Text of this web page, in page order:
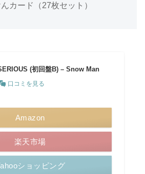
カード（27枚セット）
(初回盤B) – Snow Man
口コミを見る
Amazon
楽天市場
ショッピング